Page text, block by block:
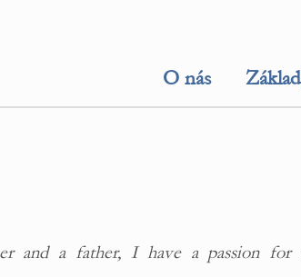
O nás
and a father, I have a passion for